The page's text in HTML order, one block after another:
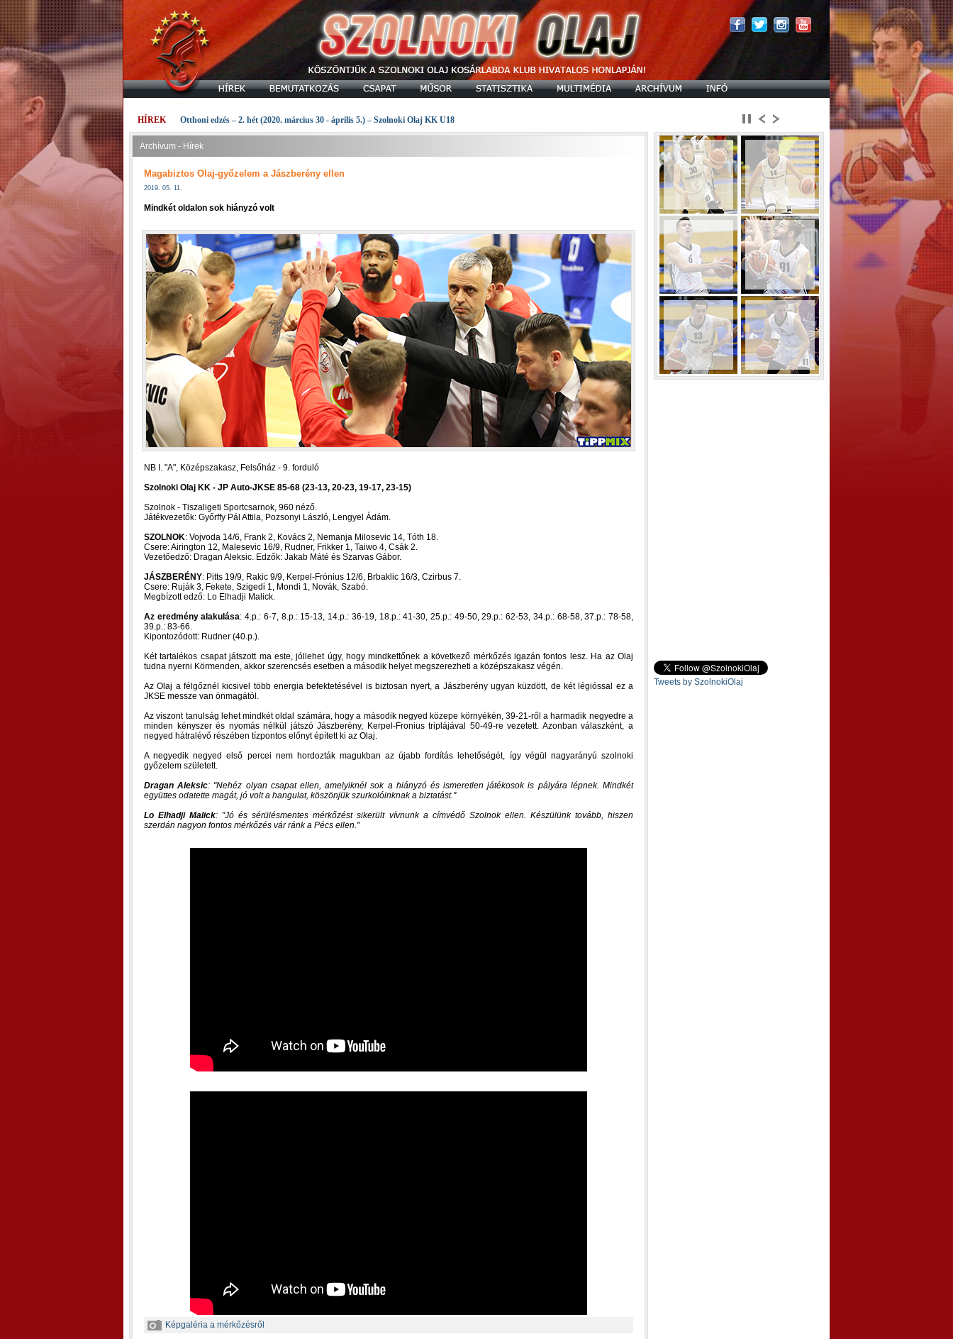
HÍREK Otthoni edzés – 2. hét (2020. március 30 - április 5.) – Szolnoki Olaj KK U18
Archívum - Hírek
Magabiztos Olaj-győzelem a Jászberény ellen
2019. 05. 11.
Mindkét oldalon sok hiányzó volt
NB I. "A", Középszakasz, Felsőház - 9. forduló
Szolnoki Olaj KK - JP Auto-JKSE 85-68 (23-13, 20-23, 19-17, 23-15)
Szolnok - Tiszaligeti Sportcsarnok, 960 néző.
Játékvezetők: Győrffy Pál Attila, Pozsonyi László, Lengyel Ádám.
SZOLNOK: Vojvoda 14/6, Frank 2, Kovács 2, Nemanja Milosevic 14, Tóth 18.
Csere: Airington 12, Malesevic 16/9, Rudner, Frikker 1, Taiwo 4, Csák 2.
Vezetőedző: Dragan Aleksic. Edzők: Jakab Máté és Szarvas Gábor.
JÁSZBERÉNY: Pitts 19/9, Rakic 9/9, Kerpel-Frónius 12/6, Brbaklic 16/3, Czirbus 7.
Csere: Ruják 3, Fekete, Szigedi 1, Mondi 1, Novák, Szabó.
Megbízott edző: Lo Elhadji Malick.
Az eredmény alakulása: 4.p.: 6-7, 8.p.: 15-13, 14.p.: 36-19, 18.p.: 41-30, 25.p.: 49-50, 29.p.: 62-53, 34.p.: 68-58, 37.p.: 78-58,
39.p.: 83-66.
Kipontozódott: Rudner (40.p.).
Két tartalékos csapat játszott ma este, jóllehet úgy, hogy mindkettőnek a következő mérkőzés igazán fontos lesz. Ha az Olaj
tudna nyerni Körmenden, akkor szerencsés esetben a második helyet megszerezheti a középszakasz végén.
Az Olaj a félgőznél kicsivel több energia befektetésével is biztosan nyert, a Jászberény ugyan küzdött, de két légióssal ez a
JKSE messze van önmagától.
Az viszont tanulság lehet mindkét oldal számára, hogy a második negyed közepe környékén, 39-21-ről a harmadik negyedre a
minden kényszer és nyomás nélkül játszó Jászberény, Kerpel-Fronius triplájával 50-49-re vezetett. Azonban válaszként, a
negyed hátralévő részében tízpontos előnyt épített ki az Olaj.
A negyedik negyed első percei nem hordozták magukban az újabb fordítás lehetőségét, így végül nagyarányú szolnoki
győzelem született.
Dragan Aleksic:
Nehéz olyan csapat ellen, amelyiknél sok a hiányzó és ismeretlen játékosok is pályára lépnek. Mindkét
együttes odatette magát, jó volt a hangulat, köszönjük szurkolóinknak a biztatást.
Lo Elhadji Malick:
Jó és sérülésmentes mérkőzést sikerült vívnunk a címvédő Szolnok ellen. Készülünk tovább, hiszen
szerdán nagyon fontos mérkőzés vár ránk a Pécs ellen.
Képgaléria a mérkőzésről
Tweets by SzolnokiOlaj